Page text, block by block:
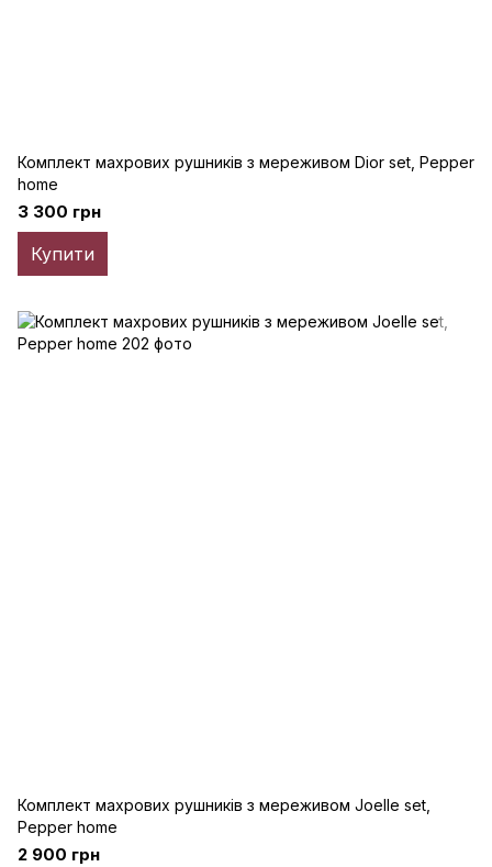
Комплект махрових рушників з мереживом Dior set, Pepper
home
3 300 грн
Купити
Комплект махрових рушників з мереживом Joelle set,
Pepper home
2 900 грн